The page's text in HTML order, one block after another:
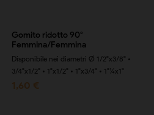
Gomito ridotto 90°
Femmina/Femmina
Disponibile nei diametri Ø 1/2"x3/8" •
3/4"x1/2" • 1"x1/2" • 1"x3/4" • 1"¼x1"
1,60 €